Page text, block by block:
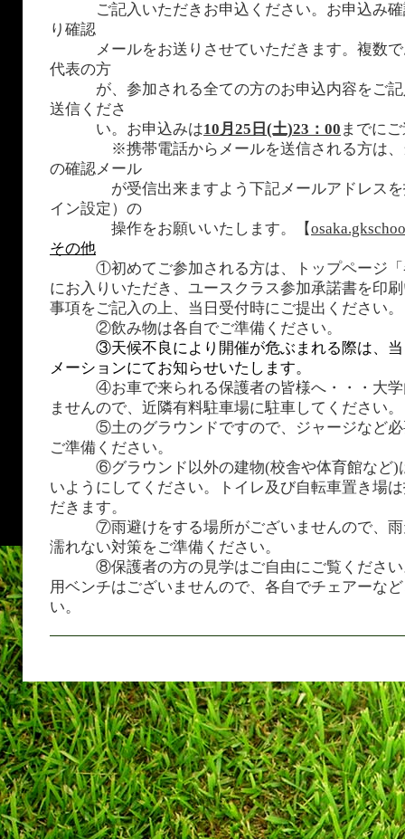
ご記入いただきお申込ください。お申込み確
り確認
メールをお送りさせていただきます。複数で
代表の方
が、参加される全ての方のお申込内容をご記
送信くださ
い。お申込みは10月25日(土)23：00 までに
※携帯電話からメールを送信される方は、
の確認メール
が受信出来ますよう下記メールアドレスを
イン設定）の
操作をお願いいたします。【
その他
①初めてご参加される方は、トップページ「
にお入りいただき、ユースクラス参加承諾書を印
事項をご記入の上、当日受付時にご提出ください。
②飲み物は各自でご準備ください。
③天候不良により開催が危ぶまれる際は、当
メーションにてお知らせいたします。
④お車で来られる保護者の皆様へ・・・大学
ませんので、近隣有料駐車場に駐車してください。
⑤土のグラウンドですので、ジャージなど必
ご準備ください。
⑥グラウンド以外の建物(校舎や体育館など)
いようにしてください。トイレ及び自転車置き場
だきます。
⑦雨避けをする場所がございませんので、雨
濡れない対策をご準備ください。
⑧保護者の方の見学はご自由にご覧ください
用ベンチはございませんので、各自でチェアーな
い。